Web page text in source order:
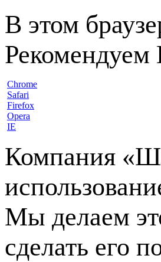
В этом
Рекомендуем
Chrome
Safari
Firefox
Opera
IE
Компания
Мы делаем
сделать его